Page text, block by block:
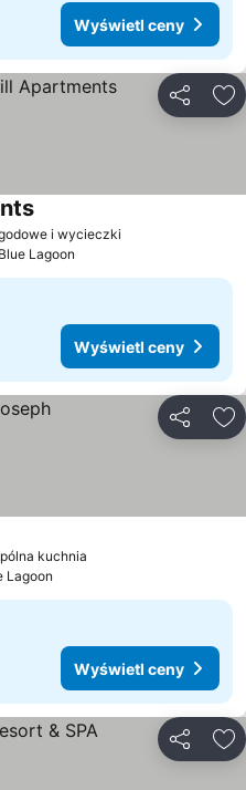
Wyświetl ceny
i wycieczki
Lagoon
Wyświetl ceny
kuchnia
Lagoon
Wyświetl ceny